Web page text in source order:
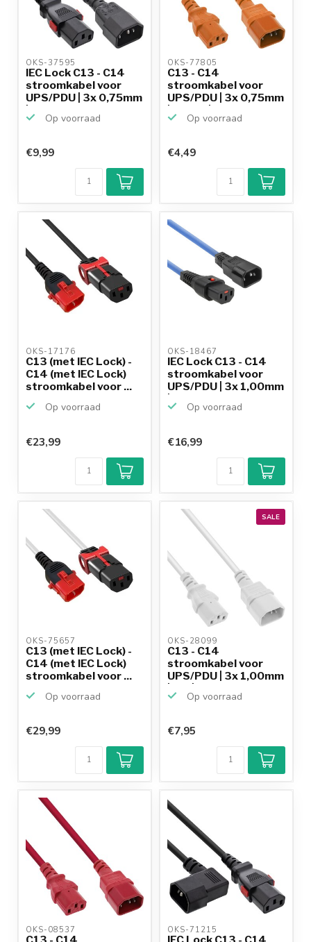
OKS-37595
IEC Lock C13 - C14
stroomkabel voor
UPS/PDU | 3x 0,75mm
|...
Op voorraad
€9,99
OKS-77805
C13 - C14
stroomkabel voor
UPS/PDU | 3x 0,75mm
| oranje |...
Op voorraad
€4,49
OKS-17176
C13 (met IEC Lock) -
C14 (met IEC Lock)
stroomkabel voor ...
Op voorraad
€23,99
OKS-18467
IEC Lock C13 - C14
stroomkabel voor
UPS/PDU | 3x 1,00mm
|...
Op voorraad
€16,99
OKS-75657
C13 (met IEC Lock) -
C14 (met IEC Lock)
stroomkabel voor ...
Op voorraad
€29,99
SALE
OKS-28099
C13 - C14
stroomkabel voor
UPS/PDU | 3x 1,00mm
| wit | 3 ...
Op voorraad
€7,95
OKS-08537 OKS-71215